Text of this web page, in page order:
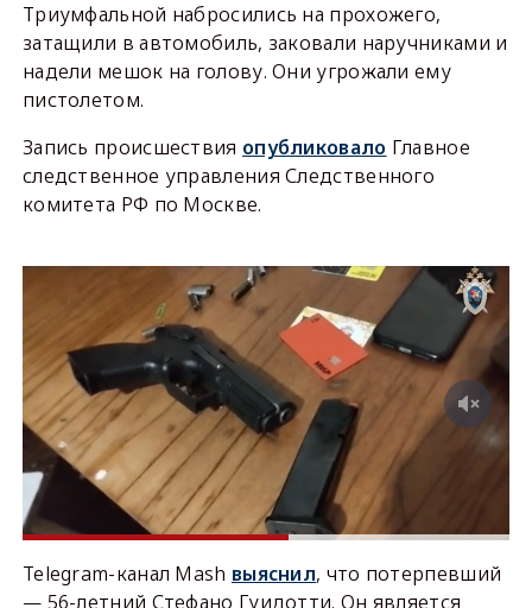
Триумфальной набросились на прохожего,
затащили в автомобиль, заковали наручниками и
надели мешок на голову. Они угрожали ему
пистолетом.
Запись происшествия опубликовало Главное
следственное управления Следственного
комитета РФ по Москве.
Telegram-канал Mash выяснил, что потерпевший
— 56-летний Стефано Гуидотти. Он является